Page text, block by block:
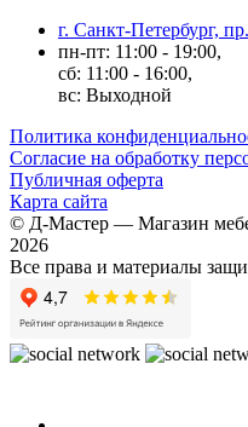
г. Санкт-Петербург,
пн-пт: 11:00 - 19:00,
сб: 11:00 - 16:00,
вс: Выходной
Политика
Согласие на обработку
Публичная оферта
Карта сайта
© Д-Мастер — Магазин
2026
Все права и материалы